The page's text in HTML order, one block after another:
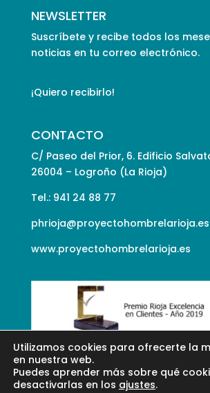
NEWSLETTER
Suscríbete y recibe todos los
noticias en tu correo electrónico.
¡Quiero recibirlo!
CONTACTO
C/ Paseo del Prior, 6. Edificio
26004 – Logroño (La Rioja)
Tel.: 941 24 88 77
phrioja@proyectohombrelarioja.es
www.proyectohombrelarioja.es
Utilizamos cookies para ofrecerte la
en nuestra web.
Puedes aprender más sobre qué
desactivarlas en los ajustes.